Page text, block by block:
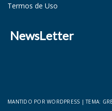
Termos de Uso
NewsLetter
MANTIDO POR WORDPRESS |TEMA: